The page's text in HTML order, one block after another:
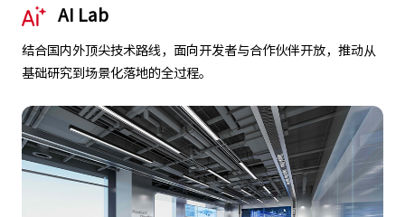
AI Lab
结合国内外顶尖技术路线，面向开发者与合作伙伴开放，推动从
基础研究到场景化落地的全过程。